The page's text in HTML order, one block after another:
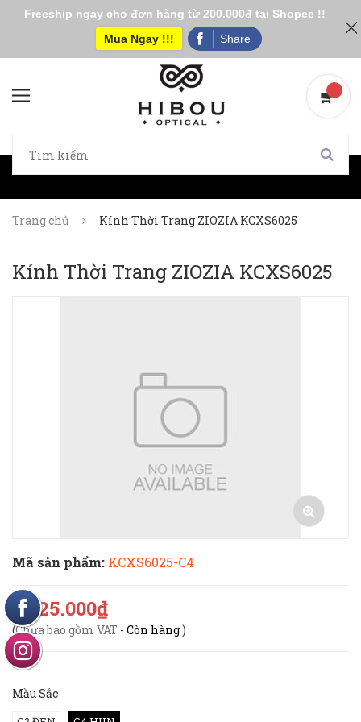
Trang chủ Kính Thời Trang ZIOZIA KCXS6025
Kính Thời Trang ZIOZIA KCXS6025
Mã sản phẩm: KCXS6025-C4
1.725.000₫
(Chưa bao gồm VAT - Còn hàng)
Mầu Sắc
Freeship ngay cho đơn hàng từ 200.000đ tại Shopee !!
Mua Ngay !!!
Share